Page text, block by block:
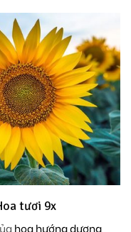
tươi 9x
hoa hướng dương